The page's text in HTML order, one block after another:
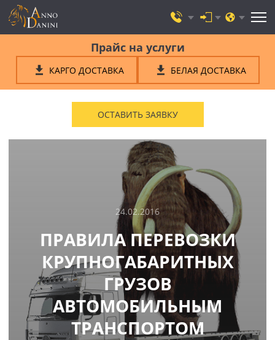
Прайс на услуги
КАРГО ДОСТАВКА БЕЛАЯ ДОСТАВКА
ОСТАВИТЬ ЗАЯВКУ
24.02.2016
ПРАВИЛА ПЕРЕВОЗКИ
КРУПНОГАБАРИТНЫХ
ГРУЗОВ
АВТОМОБИЛЬНЫМ
ТРАНСПОРТОМ